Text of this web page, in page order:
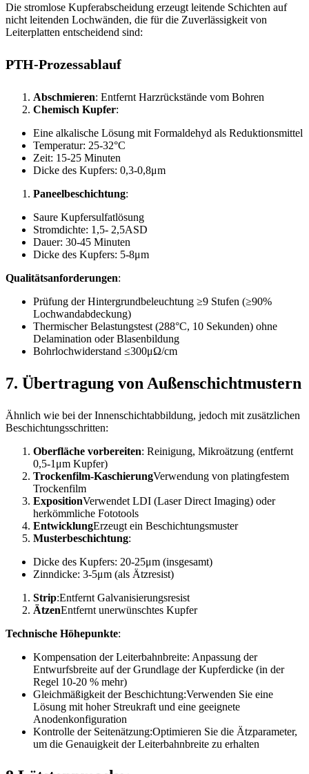
Die stromlose Kupferabscheidung erzeugt leitende Schichten auf
nicht leitenden Lochwänden, die für die Zuverlässigkeit von
Leiterplatten entscheidend sind:
PTH-Prozessablauf
Abschmieren: Entfernt Harzrückstände vom Bohren
Chemisch Kupfer:
Eine alkalische Lösung mit Formaldehyd als Reduktionsmittel
Temperatur: 25-32°C
Zeit: 15-25 Minuten
Dicke des Kupfers: 0,3-0,8μm
Paneelbeschichtung:
Saure Kupfersulfatlösung
Stromdichte: 1,5- 2,5ASD
Dauer: 30-45 Minuten
Dicke des Kupfers: 5-8μm
Qualitätsanforderungen:
Prüfung der Hintergrundbeleuchtung ≥9 Stufen (≥90%
Lochwandabdeckung)
Thermischer Belastungstest (288°C, 10 Sekunden) ohne
Delamination oder Blasenbildung
Bohrlochwiderstand ≤300μΩ/cm
7. Übertragung von Außenschichtmustern
Ähnlich wie bei der Innenschichtabbildung, jedoch mit zusätzlichen
Beschichtungsschritten:
Oberfläche vorbereiten: Reinigung, Mikroätzung (entfernt
0,5-1μm Kupfer)
Trockenfilm-KaschierungVerwendung von platingfestem
Trockenfilm
ExpositionVerwendet LDI (Laser Direct Imaging) oder
herkömmliche Fototools
EntwicklungErzeugt ein Beschichtungsmuster
Musterbeschichtung:
Dicke des Kupfers: 20-25μm (insgesamt)
Zinndicke: 3-5μm (als Ätzresist)
Strip:Entfernt Galvanisierungsresist
ÄtzenEntfernt unerwünschtes Kupfer
Technische Höhepunkte:
Kompensation der Leiterbahnbreite: Anpassung der
Entwurfsbreite auf der Grundlage der Kupferdicke (in der
Regel 10-20 % mehr)
Gleichmäßigkeit der Beschichtung:Verwenden Sie eine
Lösung mit hoher Streukraft und eine geeignete
Anodenkonfiguration
Kontrolle der Seitenätzung:Optimieren Sie die Ätzparameter,
um die Genauigkeit der Leiterbahnbreite zu erhalten